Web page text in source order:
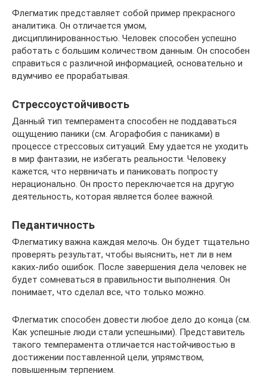
Флегматик представляет собой пример прекрасного
аналитика. Он отличается умом,
дисциплинированностью. Человек способен успешно
работать с большим количеством данным. Он способен
справиться с различной информацией, основательно и
вдумчиво ее прорабатывая.
Стрессоустойчивость
Данный тип темперамента способен не поддаваться
ощущению паники (см. Агорафобия с паниками) в
процессе стрессовых ситуаций. Ему удается не уходить
в мир фантазии, не избегать реальности. Человеку
кажется, что нервничать и паниковать попросту
нерационально. Он просто переключается на другую
деятельность, которая является более важной.
Педантичность
Флегматику важна каждая мелочь. Он будет тщательно
проверять результат, чтобы выяснить, нет ли в нем
каких-либо ошибок. После завершения дела человек не
будет сомневаться в правильности выполнения. Он
понимает, что сделал все, что только можно.
Флегматик способен довести любое дело до конца (см.
Как успешные люди стали успешными). Представитель
такого темперамента отличается настойчивостью в
достижении поставленной цели, упрямством,
повышенным терпением.